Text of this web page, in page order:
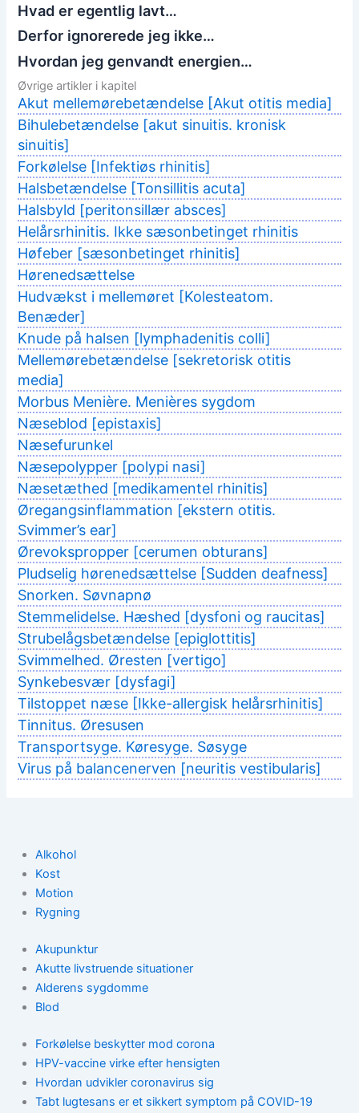
Hvad er egentlig lavt…
Derfor ignorerede jeg ikke…
Hvordan jeg genvandt energien…
Øvrige artikler i kapitel
Akut mellemørebetændelse [Akut otitis media]
Bihulebetændelse [akut sinuitis. kronisk
sinuitis]
Forkølelse [Infektiøs rhinitis]
Halsbetændelse [Tonsillitis acuta]
Halsbyld [peritonsillær absces]
Helårsrhinitis. Ikke sæsonbetinget rhinitis
Høfeber [sæsonbetinget rhinitis]
Hørenedsættelse
Hudvækst i mellemøret [Kolesteatom.
Benæder]
Knude på halsen [lymphadenitis colli]
Mellemørebetændelse [sekretorisk otitis
media]
Morbus Menière. Menières sygdom
Næseblod [epistaxis]
Næsefurunkel
Næsepolypper [polypi nasi]
Næsetæthed [medikamentel rhinitis]
Øregangsinflammation [ekstern otitis.
Svimmer’s ear]
Ørevokspropper [cerumen obturans]
Pludselig hørenedsættelse [Sudden deafness]
Snorken. Søvnapnø
Stemmelidelse. Hæshed [dysfoni og raucitas]
Strubelågsbetændelse [epiglottitis]
Svimmelhed. Øresten [vertigo]
Synkebesvær [dysfagi]
Tilstoppet næse [Ikke-allergisk helårsrhinitis]
Tinnitus. Øresusen
Transportsyge. Køresyge. Søsyge
Virus på balancenerven [neuritis vestibularis]
Alkohol
Kost
Motion
Rygning
Akupunktur
Akutte livstruende situationer
Alderens sygdomme
Blod
Forkølelse beskytter mod corona
HPV-vaccine virke efter hensigten
Hvordan udvikler coronavirus sig
Tabt lugtesans er et sikkert symptom på COVID-19